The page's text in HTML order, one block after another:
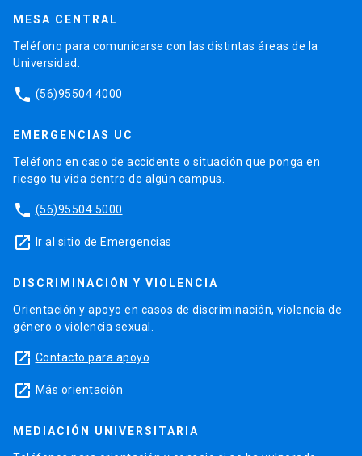
MESA CENTRAL
Teléfono para comunicarse con las distintas áreas de la
Universidad.
phone (56)95504 4000
EMERGENCIAS UC
Teléfono en caso de accidente o situación que ponga en
riesgo tu vida dentro de algún campus.
phone (56)95504 5000
launch Ir al sitio de Emergencias
DISCRIMINACIÓN Y VIOLENCIA
Orientación y apoyo en casos de discriminación, violencia de
género o violencia sexual.
launch Contacto para apoyo
launch Más orientación
MEDIACIÓN UNIVERSITARIA